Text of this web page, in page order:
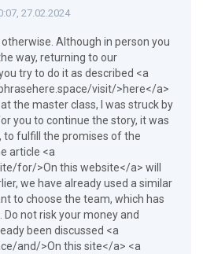
27.02.2024
Although in person you
way, returning to our
try to do it as described <a
visit/>here</a>
the master class, I was struck by
you to continue the story, it was
to fulfill the promises of the
article <a
for/>On this website</a> will
we have already used a similar
to choose the team, which has
not risk your money and
been discussed <a
and/>On this site</a> <a